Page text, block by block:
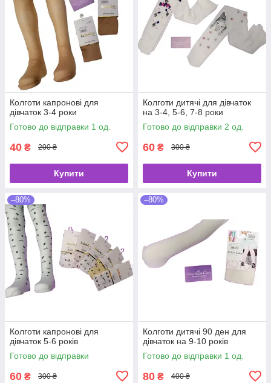
Колготи капронові для
дівчаток 3-4 роки
Готово до відправки 1 од.
40 ₴ 200 ₴
Купити
Колготи дитячі для дівчаток
на 3-4, 5-6, 7-8 роки
Готово до відправки 2 од.
60 ₴ 300 ₴
Купити
–80%
Колготи капронові для
дівчаток 5-6 років
Готово до відправки
60 ₴ 300 ₴
–80%
Колготи дитячі 90 ден для
дівчаток на 9-10 років
Готово до відправки 1 од.
80 ₴ 400 ₴